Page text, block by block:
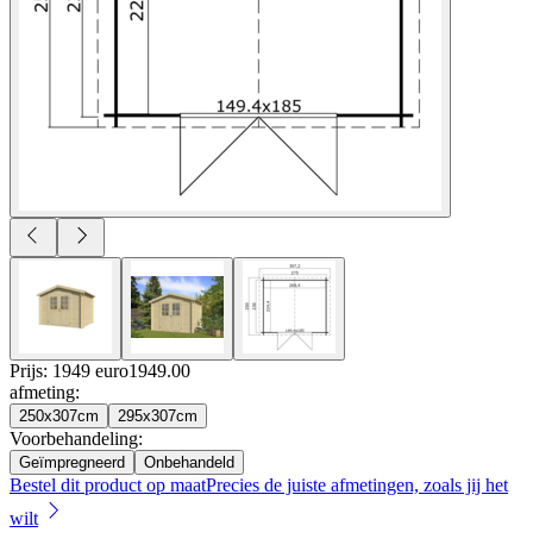
Prijs: 1949 euro1949.00
afmeting:
250x307cm 295x307cm
Voorbehandeling:
Geïmpregneerd Onbehandeld
Bestel dit product op maatPrecies de juiste afmetingen, zoals jij het
wilt